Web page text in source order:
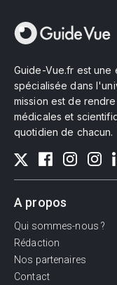
Guide-Vue.fr est
spécialisée dans
mission est de
médicales et
quotidien de chacun.
A propos
Qui sommes-nous ?
Rédaction
Nos partenaires
Contact